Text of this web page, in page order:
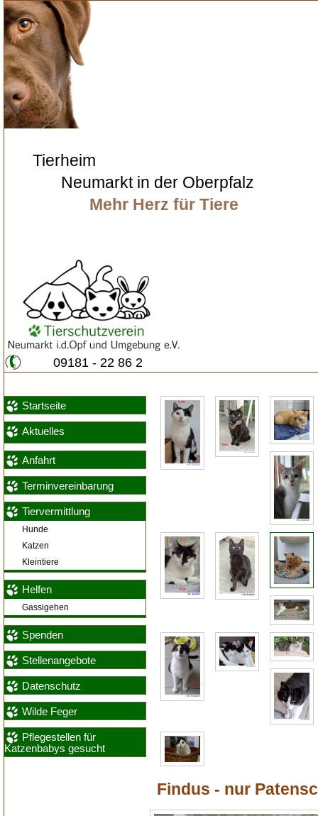
Tierheim
Neumarkt in der Oberpfalz
Mehr Herz für Tiere
09181 - 22 86 2
Findus - nur
Startseite
Aktuelles
Anfahrt
Terminvereinbarung
Tiervermittlung
Hunde
Katzen
Kleintiere
Helfen
Gassigehen
Spenden
Stellenangebote
Datenschutz
Wilde Feger
Pflegestellen für
Katzenbabys gesucht